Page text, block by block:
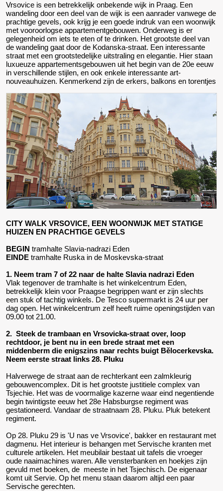
Vrsovice is een betrekkelijk onbekende wijk in Praag. Een
wandeling door een deel van de wijk is een aanrader vanwege de
prachtige gevels, ook krijg je een goede indruk van een woonwijk
met vooroorlogse appartementgebouwen. Onderweg is er
gelegenheid om iets te eten of te drinken. Het grootste deel van
de wandeling gaat door de Kodanska-straat. Een interessante
straat met een grootstedelijke uitstraling en elegantie. Hier staan
luxueuze appartementsgebouwen uit het begin van de 20e eeuw
in verschillende stijlen, en ook enkele interessante art-
nouveauhuizen. Kenmerkend zijn de erkers, balkons en torentjes
CITY WALK VRSOVICE, EEN WOONWIJK MET STATIGE
HUIZEN EN PRACHTIGE GEVELS
BEGIN tramhalte Slavia-nadrazi Eden
EINDE tramhalte Ruska in de Moskevska-straat
1. Neem tram 7 of 22 naar de halte Slavia nadrazi Eden
Vlak tegenover de tramhalte is het winkelcentrum Eden,
betrekkelijk klein voor Praagse begrippen want er zijn slechts
een stuk of tachtig winkels. De Tesco supermarkt is 24 uur per
dag open. Het winkelcentrum zelf heeft ruime openingstijden van
09.00 tot 21.00.
2. Steek de trambaan en Vrsovicka-straat over, loop
rechtdoor, je bent nu in een brede straat met een
middenberm die enigszins naar rechts buigt Bělocerkevska.
Neem eerste straat links 28. Pluku
Halverwege de straat aan de rechterkant een zalmkleurig
gebouwencomplex. Dit is het grootste justitiele complex van
Tsjechie. Het was de voormalige kazerne waar eind negentiende
begin twintigste eeuw het 28e Habsburgse regiment was
gestationeerd. Vandaar de straatnaam 28. Pluku. Pluk betekent
regiment.
Op 28. Pluku 29 is 'U nas ve Vrsovice', bakker en restaurant met
dagmenu. Het interieur is behangen met Servische kranten met
culturele artikelen. Het meubilair bestaat uit tafels die vroeger
oude naaimachines waren. Alle vensterbanken en hoekjes zijn
gevuld met boeken, de meeste in het Tsjechisch. De eigenaar
komt uit Servie. Op het menu staan daarom altijd een paar
Servische gerechten.